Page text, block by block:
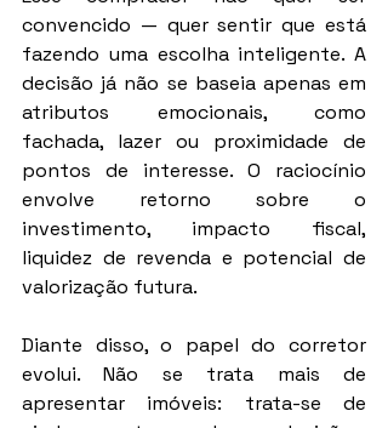
convencido — quer sentir que está
fazendo uma escolha inteligente. A
decisão já não se baseia apenas em
atributos emocionais, como
fachada, lazer ou proximidade de
pontos de interesse. O raciocínio
envolve retorno sobre o
investimento, impacto fiscal,
liquidez de revenda e potencial de
valorização futura.
Diante disso, o papel do corretor
evolui. Não se trata mais de
apresentar imóveis: trata-se de